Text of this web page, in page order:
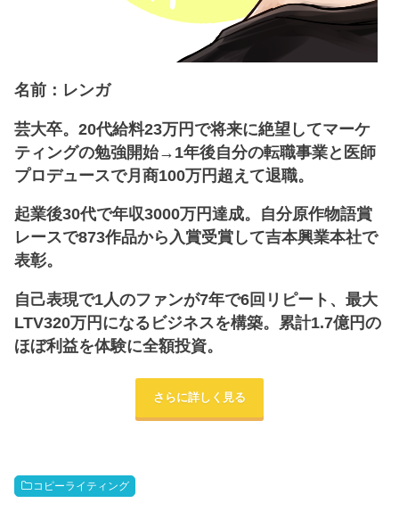
名前：レンガ
芸大卒。20代給料23万円で将来に絶望してマーケ
ティングの勉強開始→1年後自分の転職事業と医師
プロデュースで月商100万円超えて退職。
起業後30代で年収3000万円達成。自分原作物語賞
レースで873作品から入賞受賞して吉本興業本社で
表彰。
自己表現で1人のファンが7年で6回リピート、最大
LTV320万円になるビジネスを構築。累計1.7億円の
ほぼ利益を体験に全額投資。
さらに詳しく見る
コピーライティング